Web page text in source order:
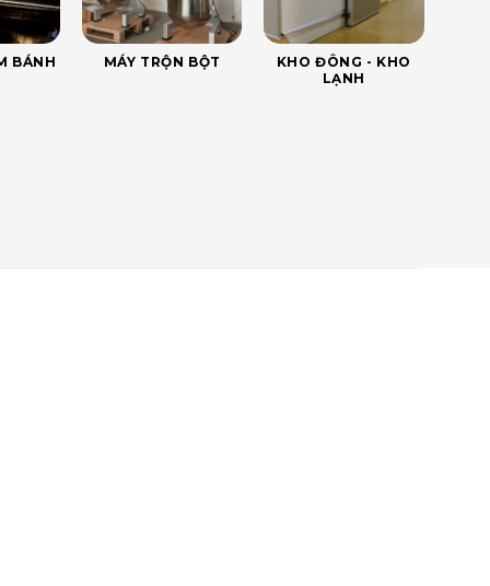
BÁNH MÁY TRỘN BỘT
KHO ĐÔNG - KHO
LẠNH